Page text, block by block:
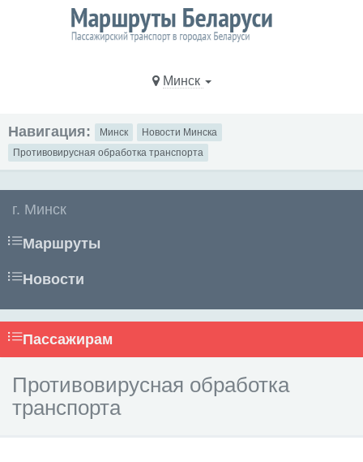
Минск
Навигация: Минск
Новости Минска
Противовирусная обработка транспорта
г. Минск
Маршруты
Новости
Пассажирам
Противовирусная обработка
транспорта